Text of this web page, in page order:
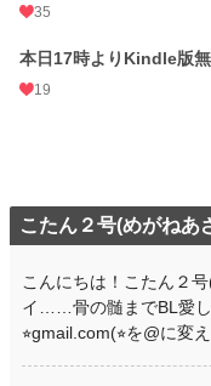
35
本日17時よりKindle版無
19
こたん２号(めがねあ
こんにちは！こたん２
イ……骨の髄までBL愛
⭐︎gmail.com(⭐︎を@に変